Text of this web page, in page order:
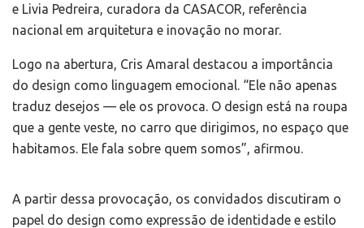
e Livia Pedreira, curadora da CASACOR, referência
nacional em arquitetura e inovação no morar.
Logo na abertura, Cris Amaral destacou a importância
do design como linguagem emocional. “Ele não apenas
traduz desejos — ele os provoca. O design está na roupa
que a gente veste, no carro que dirigimos, no espaço que
habitamos. Ele fala sobre quem somos”, afirmou.
A partir dessa provocação, os convidados discutiram o
papel do design como expressão de identidade e estilo